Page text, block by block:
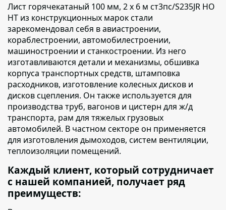
Лист горячекатаный 100 мм, 2 х 6 м ст3пс/S235JR НО
НТ из конструкционных марок стали
зарекомендовал себя в авиастроении,
кораблестроении, автомобилестроении,
машиностроении и станкостроении. Из него
изготавливаются детали и механизмы, обшивка
корпуса транспортных средств, штамповка
расходников, изготовление колесных дисков и
дисков сцепления. Он также используется для
производства труб, вагонов и цистерн для ж/д
транспорта, рам для тяжелых грузовых
автомобилей. В частном секторе он применяется
для изготовления дымоходов, систем вентиляции,
теплоизоляции помещений.
Каждый клиент, который сотрудничает
с нашей компанией, получает ряд
преимуществ: